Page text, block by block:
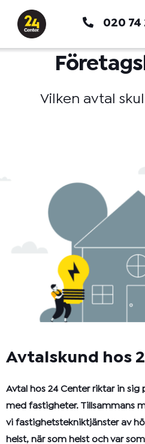
innehåll
020 74
Vilken avtal
Avtalskund hos
Avtal hos 24 Center riktar in
med fastigheter. Tillsammans
vi fastighetstekniktjänster av
helst, när som helst och var